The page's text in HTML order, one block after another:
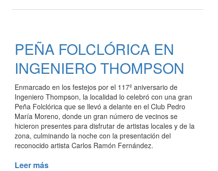
2019
PEÑA FOLCLÓRICA EN
INGENIERO THOMPSON
Enmarcado en los festejos por el 117º aniversario de
Ingeniero Thompson, la localidad lo celebró con una gran
Peña Folclórica que se llevó a delante en el Club Pedro
María Moreno, donde un gran número de vecinos se
hicieron presentes para disfrutar de artistas locales y de la
zona, culminando la noche con la presentación del
reconocido artista Carlos Ramón Fernández.
Leer más